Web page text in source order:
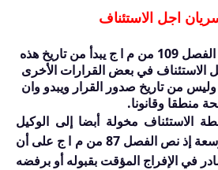
اجل الاستئناف
109 من م ا ج يبدأ من تاريخ هذه
الاستئناف في بعض القرارات الأخرى
من تاريخ صدور القرار ويبدو وان
منطقا وقانونا.
الاستئناف مخولة أبضا إلى الوكيل
إذ نص الفصل87 من م ا ج على أن
في الإفراج المؤقت بقبوله أو برفضه